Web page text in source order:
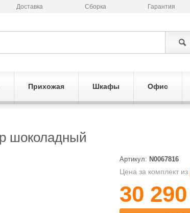
Доставка Сборка Гарантия
Прихожая Шкафы Офис
шоколадный
Артикул: N0067816
Цена за комплект из
30 290